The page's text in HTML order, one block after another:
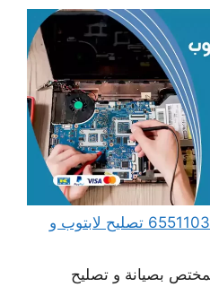
مهندس كمبيوتر الصليبية 65511033 تصليح لابتوب و
بصيانة و تصليح